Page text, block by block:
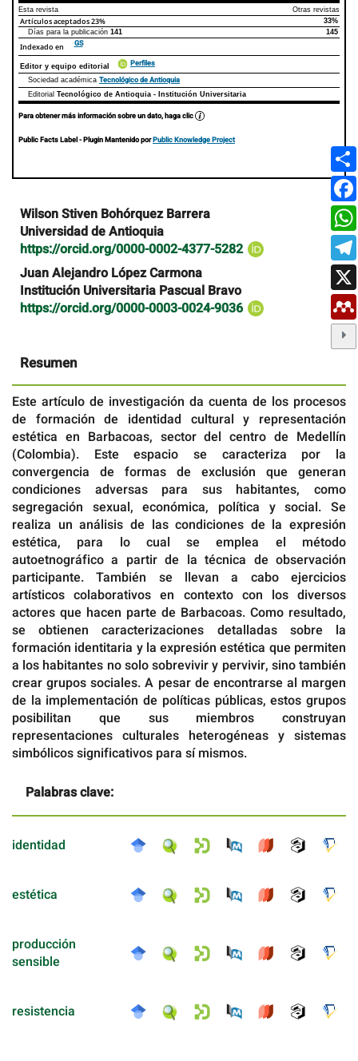
Esta revista Otras revistas
Artículos aceptados23%
33%
Días para la publicación 141 145
Indexado en GS
Editor y equipo editorial Perfiles
Sociedad académica Tecnológico de Antioquia
Editorial Tecnológico de Antioquia - Institución Universitaria
Para obtener más información sobre un dato, haga clic
Public Facts Label- Plugin Mantenido porPublic Knowledge Project
Contenido
principal
del
artículo
Wilson Stiven Bohórquez Barrera
Universidad de Antioquia
https://orcid.org/0000-0002-4377-5282
Juan Alejandro López Carmona
Institución Universitaria Pascual Bravo
https://orcid.org/0000-0003-0024-9036
Resumen
Este artículo de investigación da cuenta de los procesos
de formación de identidad cultural y representación
estética en Barbacoas, sector del centro de Medellín
(Colombia). Este espacio se caracteriza por la
convergencia de formas de exclusión que generan
condiciones adversas para sus habitantes, como
segregación sexual, económica, política y social. Se
realiza un análisis de las condiciones de la expresión
estética, para lo cual se emplea el método
autoetnográfico a partir de la técnica de observación
participante. También se llevan a cabo ejercicios
artísticos colaborativos en contexto con los diversos
actores que hacen parte de Barbacoas. Como resultado,
se obtienen caracterizaciones detalladas sobre la
formación identitaria y la expresión estética que permiten
a los habitantes no solo sobrevivir y pervivir, sino también
crear grupos sociales. A pesar de encontrarse al margen
de la implementación de políticas públicas, estos grupos
posibilitan que sus miembros construyan
representaciones culturales heterogéneas y sistemas
simbólicos significativos para sí mismos.
Palabras clave:
identidad
estética
producción
sensible
resistencia